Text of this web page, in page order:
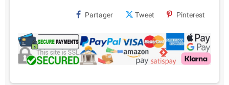
Partager Tweet Pinterest